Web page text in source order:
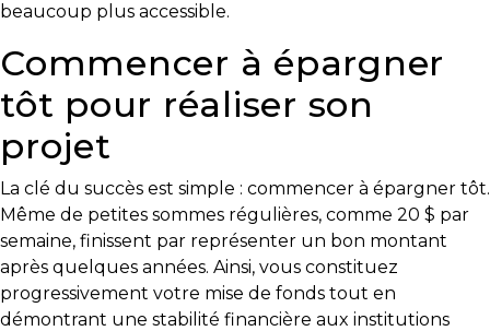
Locataire
Pourquoi
faire
affaire
avec
courtier
immobilier
Prenez
le
temps
beaucoup plus accessible.
Commencer à épargner
tôt pour réaliser son
projet
La clé du succès est simple : commencer à épargner tôt.
Même de petites sommes régulières, comme 20 $ par
semaine, finissent par représenter un bon montant
après quelques années. Ainsi, vous constituez
progressivement votre mise de fonds tout en
démontrant une stabilité financière aux institutions